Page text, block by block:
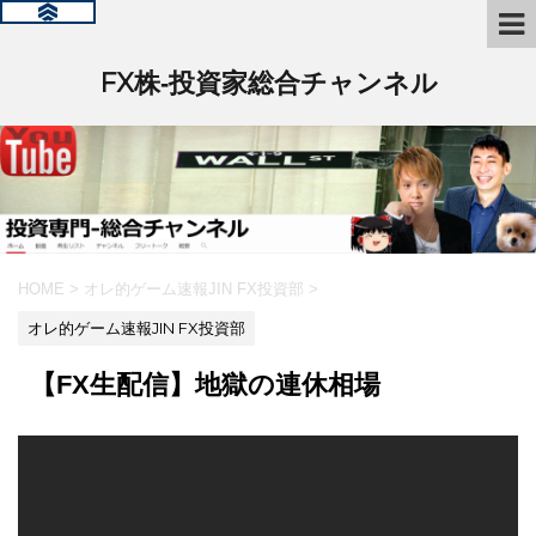
FX株‐投資家総合チャンネル
HOME > オレ的ゲーム速報JIN FX投資部 >
オレ的ゲーム速報JIN FX投資部
【FX生配信】地獄の連休相場